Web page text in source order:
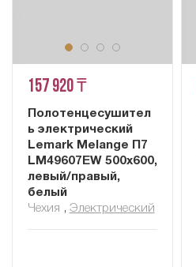
157 920 ₸
Полотенцесушител
ь электрический
Lemark Melange П7
LM49607EW 500x600,
левый/правый,
белый
Чехия , Электрический